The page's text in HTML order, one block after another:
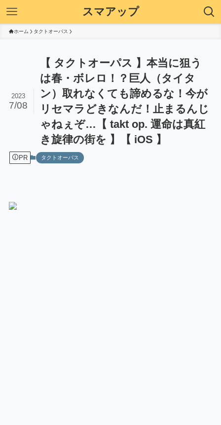
スマアップ
ホーム タクトオーパス
【 タクトオーパス 】本当に狙う
は春・ボレロ！？巨人（タイタ
ン）取れなくても諦めるな！今が
リセマラどきなんだ！止まるんじ
ゃねぇぞ…【 takt op. 運命は真紅
き旋律の街を 】【 iOS 】
2023
7/08
PR タクトオーパス